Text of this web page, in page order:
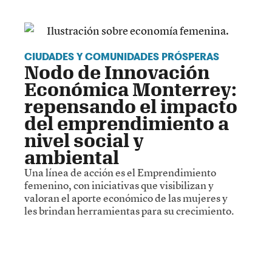
CIUDADES Y COMUNIDADES PRÓSPERAS
Nodo de Innovación
Económica Monterrey:
repensando el impacto
del emprendimiento a
nivel social y
ambiental
Una línea de acción es el Emprendimiento
femenino, con iniciativas que visibilizan y
valoran el aporte económico de las mujeres y
les brindan herramientas para su crecimiento.